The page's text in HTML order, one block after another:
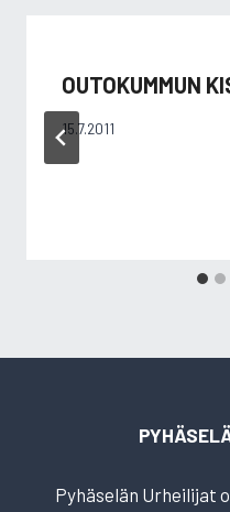
OUTOKUMMUN
15.7.2011
Pyhäselän Urheilijat